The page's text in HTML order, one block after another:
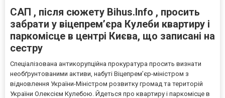
САП , після сюжету Bihus.Info , просить
забрати у віцепрем’єра Кулеби квартиру і
паркомісце в центрі Києва, що записані на
сестру
Спеціалізована антикорупційна прокуратура просить визнати
необґрунтованими активи, набуті Віцепрем’єр-міністром з
відновлення України-Міністром розвитку громад та територій
України Олексієм Кулебою. Йдеться про квартиру і паркомісце в